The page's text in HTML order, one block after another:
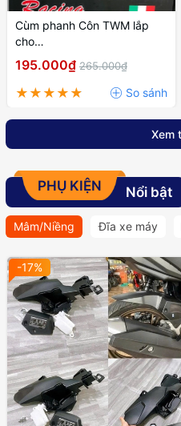
Cùm phanh Côn TWM lắp
cho
EXCITER,WINNER,SONIC,
RAIDER,..
195.000₫ 265.000₫
Xem
PHỤ KIỆN Nổi bật
Mâm/Niềng Đĩa xe máy
-17%